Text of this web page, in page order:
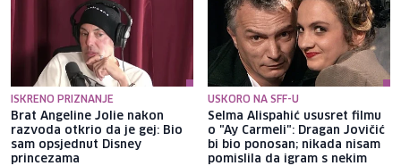
ISKRENO PRIZNANJE
Brat Angeline Jolie nakon
razvoda otkrio da je gej: Bio
sam opsjednut Disney
princezama
USKORO NA SFF-U
Selma Alispahić ususret filmu
o "Ay Carmeli": Dragan Jovičić
bi bio ponosan; nikada nisam
pomislila da igram s nekim